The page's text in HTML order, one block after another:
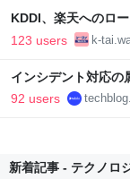
KDDI、楽天へのロ
123 users
k-
インシデント対応
Blog
92 users
新着記事 - テクノロ